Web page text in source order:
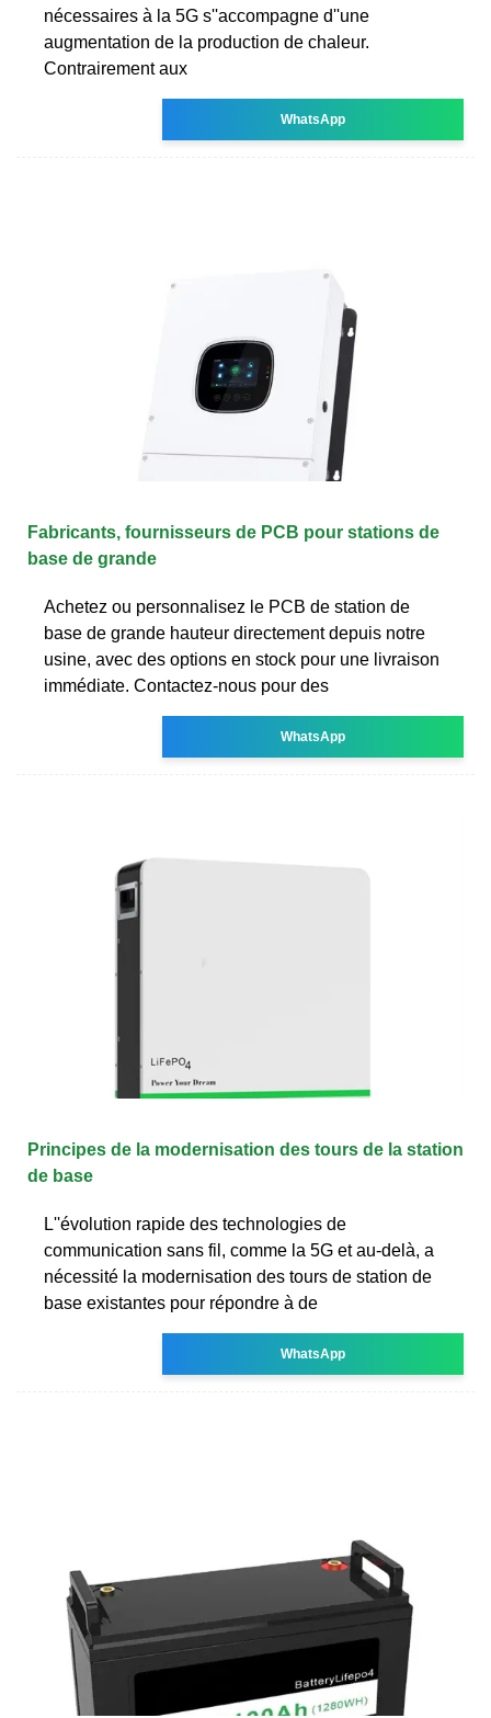
nécessaires à la 5G s''accompagne d''une
augmentation de la production de chaleur.
Contrairement aux
WhatsApp
Fabricants, fournisseurs de PCB pour stations de
base de grande
Achetez ou personnalisez le PCB de station de
base de grande hauteur directement depuis notre
usine, avec des options en stock pour une livraison
immédiate. Contactez-nous pour des
WhatsApp
Principes de la modernisation des tours de la station
de base
L''évolution rapide des technologies de
communication sans fil, comme la 5G et au-delà, a
nécessité la modernisation des tours de station de
base existantes pour répondre à de
WhatsApp